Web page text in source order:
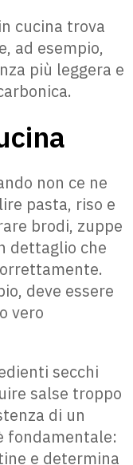
cucina trova
ad esempio,
più leggera e
non ce ne
pasta, riso e
brodi, zuppe
dettaglio che
deve essere
vero
secchi
salse troppo
di un
fondamentale:
e determina